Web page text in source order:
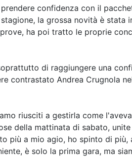
confidenza con il
la grossa novità è stata
ha poi tratto le proprie
di raggiungere una
contrastato Andrea Crugnola
riusciti a gestirla come
della mattinata di sabato,
più a mio agio, ho spinto di
è solo la prima gara, ma